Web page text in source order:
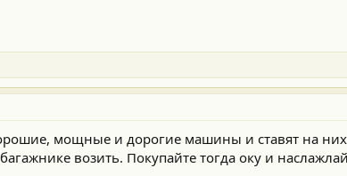
мощные и дорогие машины и ставят на них
возить. Покупайте тогда оку и